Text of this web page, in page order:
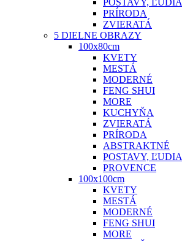
POSTAVY, ĽUDIA
PRÍRODA
ZVIERATÁ
5 DIELNE OBRAZY
100x80cm
KVETY
MESTÁ
MODERNÉ
FENG SHUI
MORE
KUCHYŇA
ZVIERATÁ
PRÍRODA
ABSTRAKTNÉ
POSTAVY, ĽUDIA
PROVENCE
100x100cm
KVETY
MESTÁ
MODERNÉ
FENG SHUI
MORE